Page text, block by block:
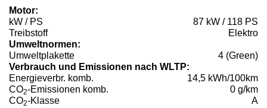
Motor:
kW / PS
87 kW / 118 PS
Treibstoff
Elektro
Umweltnormen:
Umweltplakette
4 (Green)
Verbrauch und Emissionen nach WLTP:
Energieverbr. komb.
14,5 kWh/100km
CO2-Emissionen komb.
0 g/km
CO2-Klasse A